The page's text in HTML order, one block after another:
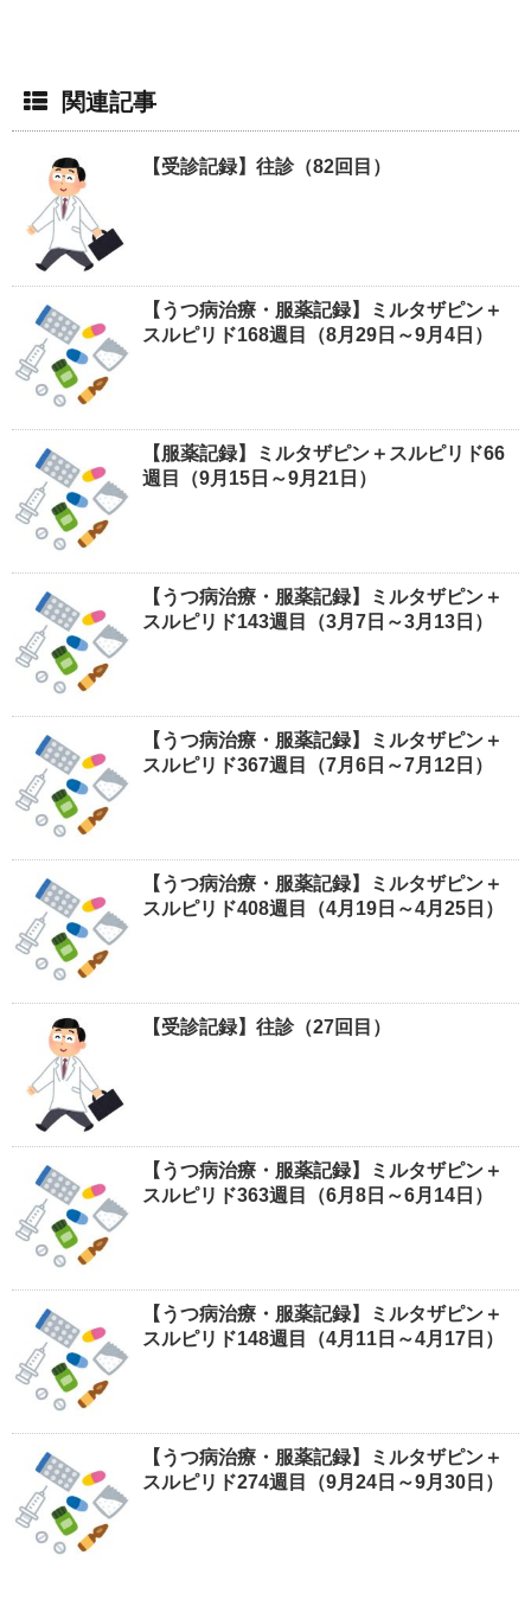
関連記事
【受診記録】往診（82回目）
【うつ病治療・服薬記録】ミルタザピン＋
スルピリド168週目（8月29日～9月4日）
【服薬記録】ミルタザピン＋スルピリド66
週目（9月15日～9月21日）
【うつ病治療・服薬記録】ミルタザピン＋
スルピリド143週目（3月7日～3月13日）
【うつ病治療・服薬記録】ミルタザピン＋
スルピリド367週目（7月6日～7月12日）
【うつ病治療・服薬記録】ミルタザピン＋
スルピリド408週目（4月19日～4月25日）
【受診記録】往診（27回目）
【うつ病治療・服薬記録】ミルタザピン＋
スルピリド363週目（6月8日～6月14日）
【うつ病治療・服薬記録】ミルタザピン＋
スルピリド148週目（4月11日～4月17日）
【うつ病治療・服薬記録】ミルタザピン＋
スルピリド274週目（9月24日～9月30日）